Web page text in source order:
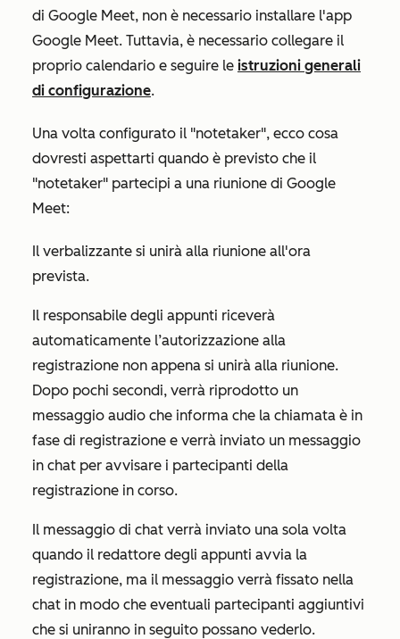
di Google Meet, non è necessario installare l'app
Google Meet. Tuttavia, è necessario collegare il
proprio calendario e seguire le istruzioni generali
di configurazione.
Una volta configurato il "notetaker", ecco cosa
dovresti aspettarti quando è previsto che il
"notetaker" partecipi a una riunione di Google
Meet:
Il verbalizzante si unirà alla riunione all'ora
prevista.
Il responsabile degli appunti riceverà
automaticamente l’autorizzazione alla
registrazione non appena si unirà alla riunione.
Dopo pochi secondi, verrà riprodotto un
messaggio audio che informa che la chiamata è in
fase di registrazione e verrà inviato un messaggio
in chat per avvisare i partecipanti della
registrazione in corso.
Il messaggio di chat verrà inviato una sola volta
quando il redattore degli appunti avvia la
registrazione, ma il messaggio verrà fissato nella
chat in modo che eventuali partecipanti aggiuntivi
che si uniranno in seguito possano vederlo.